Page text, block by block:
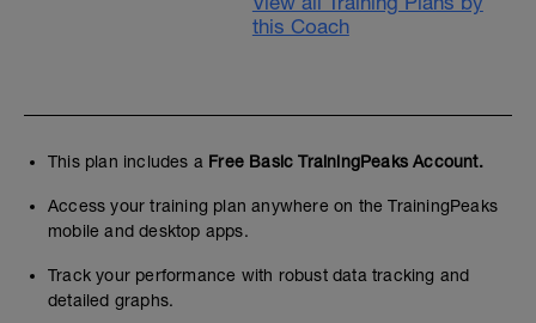
this Coach
This plan includes a Free Basic TrainingPeaks Account.
Access your training plan anywhere on the TrainingPeaks
mobile and desktop apps.
Track your performance with robust data tracking and
detailed graphs.